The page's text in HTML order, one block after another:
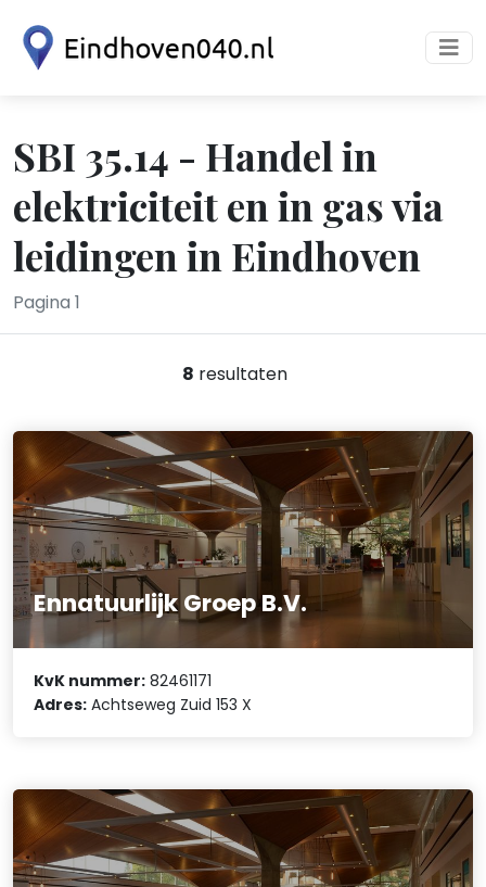
SBI 35.14 - Handel in
elektriciteit en in gas via
leidingen in Eindhoven
Pagina 1
8 resultaten
Ennatuurlijk Groep B.V.
KvK nummer: 82461171
Adres: Achtseweg Zuid 153 X